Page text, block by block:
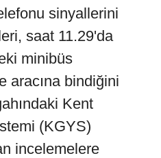
sinyallerini
saat 11.29'da
minibüs
aracına bindiğini
Kent
(KGYS)
incelemelere